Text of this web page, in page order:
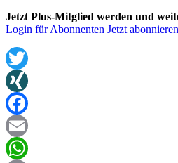
Jetzt Plus-Mitglied werden und
Login für Abonnenten Jetzt
Twitter
XING
Facebook
Email